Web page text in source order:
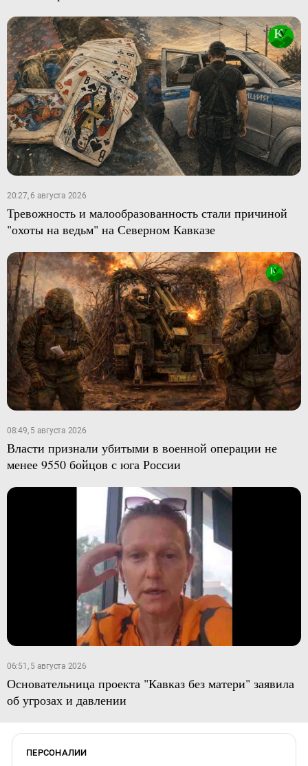
20:27, 6 августа 2026
Тревожность и малообразованность стали причиной
"охоты на ведьм" на Северном Кавказе
08:49, 5 августа 2026
Власти признали убитыми в военной операции не
менее 9550 бойцов с юга России
06:51, 5 августа 2026
Основательница проекта "Кавказ без матери" заявила
об угрозах и давлении
ПЕРСОНАЛИИ